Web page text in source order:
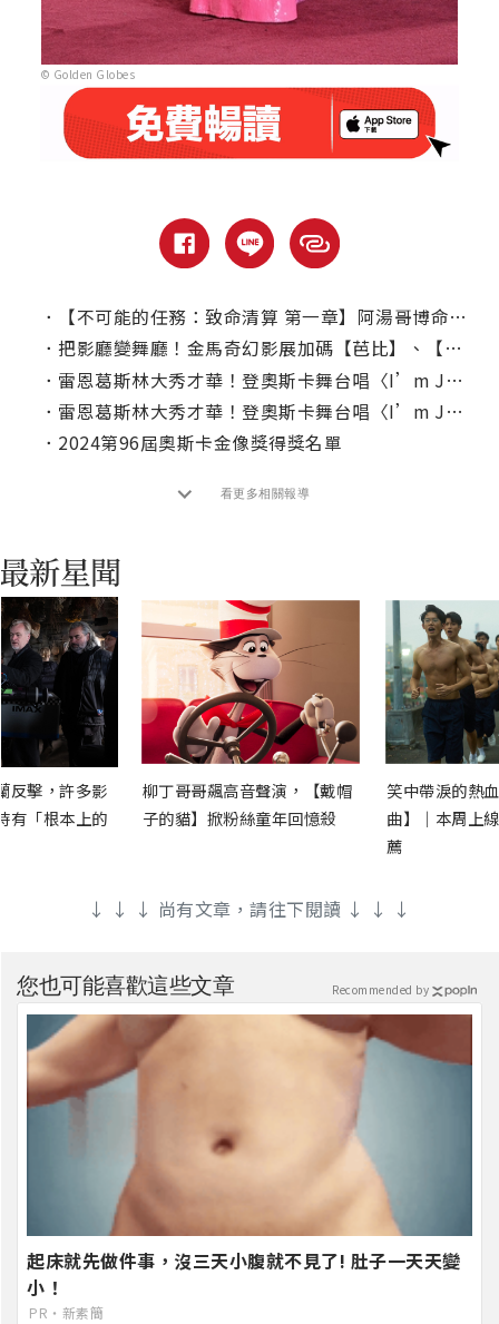
© Golden Globes
．
【不可能的任務：致命清算 第一章】阿湯哥博命再次阻止世界危機｜本周上線、電視首播推薦
． 把影廳變舞廳！金馬奇幻影展加碼【芭比】、【阿達一族】限定扮裝場
． 雷恩葛斯林大秀才華！登奧斯卡舞台唱〈I’m Just Ken〉
． 雷恩葛斯林大秀才華！登奧斯卡舞台唱〈I’m Just Ken〉
． 2024第96屆奧斯卡金像獎得獎名單
看更多相關報導
反擊，許多影
有「根本上的
柳丁哥哥飆高音聲演，【戴帽
子的貓】掀粉絲童年回憶殺
笑中帶淚的熱
曲】｜本周上
薦
↓ ↓ ↓ 尚有文章，請往下閱讀 ↓ ↓ ↓
您也可能喜歡這些文章
起床就先做件事，沒三天小腹就不見了! 肚子一天天變
小！
PR・新素簡
Recommended by